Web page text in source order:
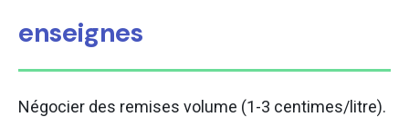
enseignes
Négocier des remises volume (1-3 centimes/litre).